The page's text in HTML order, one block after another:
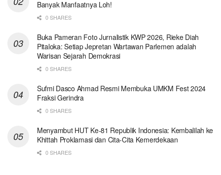
Banyak Manfaatnya Loh!
0 SHARES
Buka Pameran Foto Jurnalistik KWP 2026, Rieke Diah
Pitaloka: Setiap Jepretan Wartawan Parlemen adalah
Warisan Sejarah Demokrasi
0 SHARES
Sufmi Dasco Ahmad Resmi Membuka UMKM Fest 2024
Fraksi Gerindra
0 SHARES
Menyambut HUT Ke-81 Republik Indonesia: Kembalilah ke
Khittah Proklamasi dan Cita-Cita Kemerdekaan
0 SHARES